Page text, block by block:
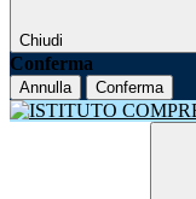
Chiudi
Conferma
Annulla Conferma